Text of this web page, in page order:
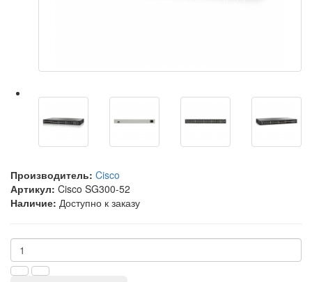
Производитель: Cisco
Артикул: Cisco SG300-52
Наличие: Доступно к заказу